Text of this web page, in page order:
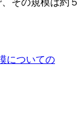
についての